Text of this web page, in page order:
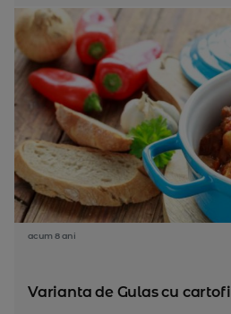
acum 8 ani
Varianta de Gulas cu cartofi